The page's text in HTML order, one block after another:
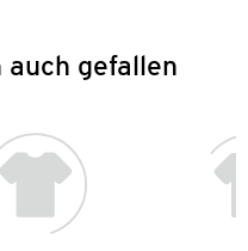
auch gefallen